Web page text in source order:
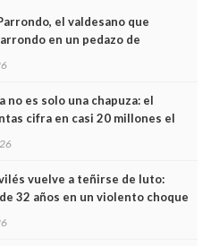
el valdesano que
en un pedazo de
no es solo una chapuza: el
cifra en casi 20 millones el
trenes que no cabían por los
vuelve a teñirse de luto:
32 años en un violento choque